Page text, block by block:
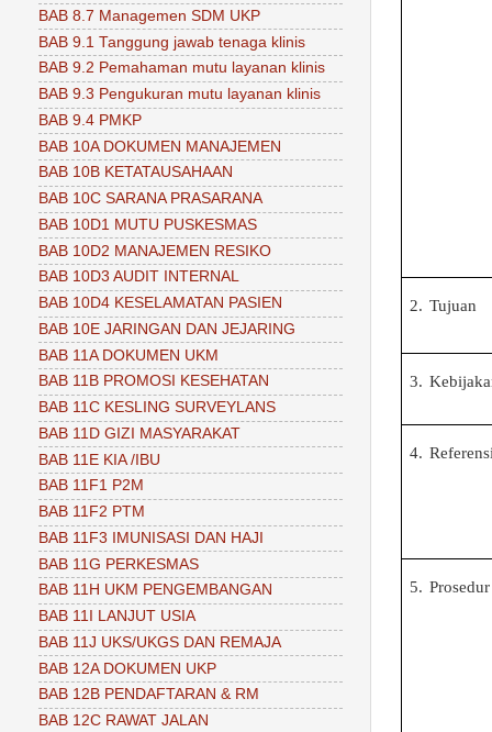
2. Tujuan
3.
4.
5. Prosedur
BAB 8.7 Managemen SDM UKP
BAB 9.1 Tanggung jawab tenaga klinis
BAB 9.2 Pemahaman mutu layanan klinis
BAB 9.3 Pengukuran mutu layanan klinis
BAB 9.4 PMKP
BAB 10A DOKUMEN MANAJEMEN
BAB 10B KETATAUSAHAAN
BAB 10C SARANA PRASARANA
BAB 10D1 MUTU PUSKESMAS
BAB 10D2 MANAJEMEN RESIKO
BAB 10D3 AUDIT INTERNAL
BAB 10D4 KESELAMATAN PASIEN
BAB 10E JARINGAN DAN JEJARING
BAB 11A DOKUMEN UKM
BAB 11B PROMOSI KESEHATAN
BAB 11C KESLING SURVEYLANS
BAB 11D GIZI MASYARAKAT
BAB 11E KIA /IBU
BAB 11F1 P2M
BAB 11F2 PTM
BAB 11F3 IMUNISASI DAN HAJI
BAB 11G PERKESMAS
BAB 11H UKM PENGEMBANGAN
BAB 11I LANJUT USIA
BAB 11J UKS/UKGS DAN REMAJA
BAB 12A DOKUMEN UKP
BAB 12B PENDAFTARAN & RM
BAB 12C RAWAT JALAN